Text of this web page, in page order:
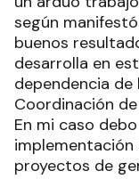
según
buenos
desarrolla en
dependencia de
Coordinación
En mi caso
implementación
proyectos de